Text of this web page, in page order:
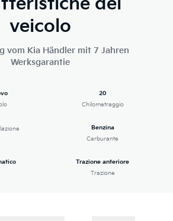
del
veicolo
vom Kia Händler mit 7 Jahren
Werksgarantie
20
Chilometraggio
Benzina
Carburante
Trazione anteriore
Trazione